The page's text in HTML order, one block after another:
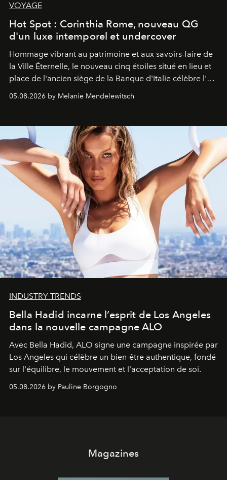
VOYAGE
Hot Spot : Corinthia Rome, nouveau QG
d'un luxe intemporel et undercover
Hommage vibrant au patrimoine et aux savoirs-faire de
la Ville Éternelle, le nouveau cinq étoiles situé en lieu et
place de l'ancien siège de la Banque d'Italie célèbre l'art
de vivre Romain dans toute son élégance intemporelle.
05.08.2026 by Melanie Mendelewitsch
INDUSTRY TRENDS
Bella Hadid incarne l’esprit de Los Angeles
dans la nouvelle campagne ALO
Avec Bella Hadid, ALO signe une campagne inspirée par
Los Angeles qui célèbre un bien-être authentique, fondé
sur l'équilibre, le mouvement et l'acceptation de soi.
05.08.2026 by Pauline Borgogno
Magazines